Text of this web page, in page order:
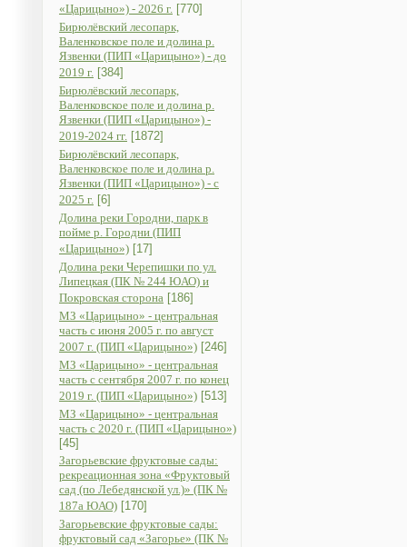
«Царицыно») - 2026 г. [770]
Бирюлёвский лесопарк,
Валенковское поле и долина р.
Язвенки (ПИП «Царицыно») - до
2019 г. [384]
Бирюлёвский лесопарк,
Валенковское поле и долина р.
Язвенки (ПИП «Царицыно») -
2019-2024 гг. [1872]
Бирюлёвский лесопарк,
Валенковское поле и долина р.
Язвенки (ПИП «Царицыно») - с
2025 г. [6]
Долина реки Городни, парк в
пойме р. Городни (ПИП
«Царицыно») [17]
Долина реки Черепишки по ул.
Липецкая (ПК № 244 ЮАО) и
Покровская сторона [186]
МЗ «Царицыно» - центральная
часть с июня 2005 г. по август
2007 г. (ПИП «Царицыно») [246]
МЗ «Царицыно» - центральная
часть с сентября 2007 г. по конец
2019 г. (ПИП «Царицыно») [513]
МЗ «Царицыно» - центральная
часть с 2020 г. (ПИП «Царицыно»)
[45]
Загорьевские фруктовые сады:
рекреационная зона «Фруктовый
сад (по Лебедянской ул.)» (ПК №
187а ЮАО) [170]
Загорьевские фруктовые сады:
фруктовый сад «Загорье» (ПК №